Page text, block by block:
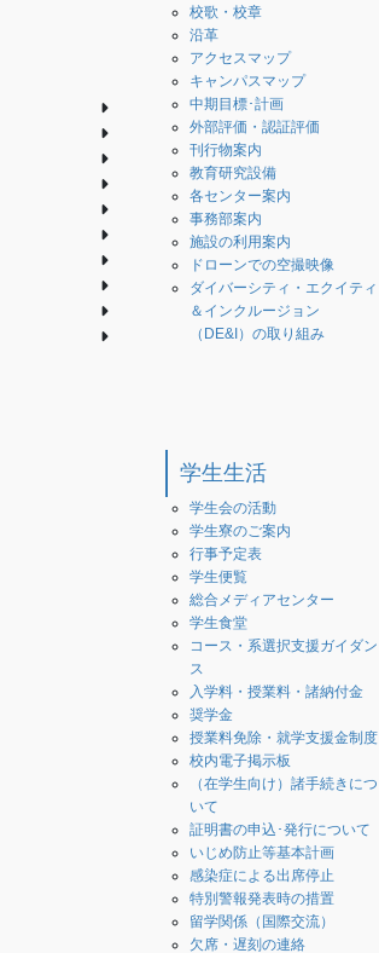
校歌・校章
沿革
アクセスマップ
キャンパスマップ
中期目標･計画
外部評価・認証評価
刊行物案内
教育研究設備
各センター案内
事務部案内
施設の利用案内
ドローンでの空撮映像
ダイバーシティ・エクイティ
＆インクルージョン
（DE&I）の取り組み
学生生活
学生会の活動
学生寮のご案内
行事予定表
学生便覧
総合メディアセンター
学生食堂
コース・系選択支援ガイダン
ス
入学料・授業料・諸納付金
奨学金
授業料免除・就学支援金制度
校内電子掲示板
（在学生向け）諸手続きにつ
いて
証明書の申込･発行について
いじめ防止等基本計画
感染症による出席停止
特別警報発表時の措置
留学関係（国際交流）
欠席・遅刻の連絡